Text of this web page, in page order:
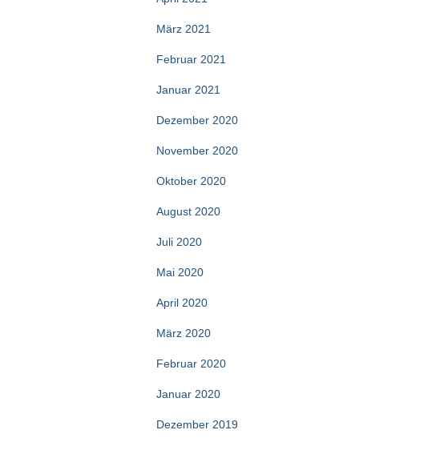
März 2021
Februar 2021
Januar 2021
Dezember 2020
November 2020
Oktober 2020
August 2020
Juli 2020
Mai 2020
April 2020
März 2020
Februar 2020
Januar 2020
Dezember 2019